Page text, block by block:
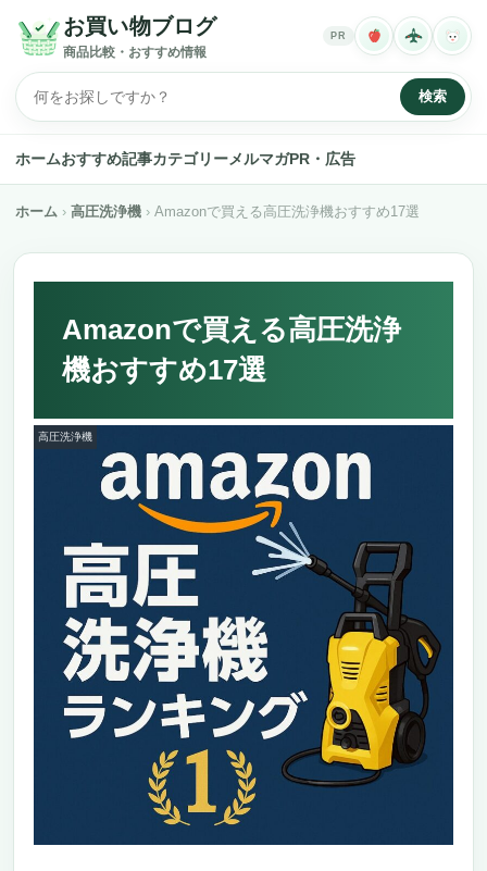
お買い物ブログ
商品比較・おすすめ情報
検索
PR
ホームおすすめ記事カテゴリーメルマガPR・広告
ホーム 高圧洗浄機 Amazonで買える高圧洗浄機おすすめ17選
Amazonで買える高圧洗浄
機おすすめ17選
高圧洗浄機